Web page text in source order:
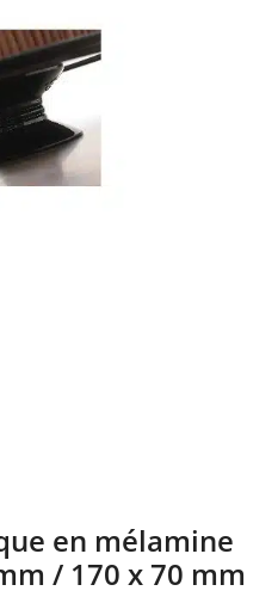
en mélamine
/ 170 x 70 mm